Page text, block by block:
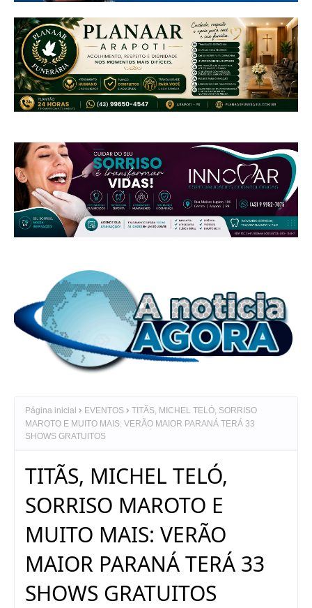
Página inicial EVENTOS
TITÃS, MICHEL TELÓ, SORRISO
MAROTO E MUITO MAIS: VERÃO MAIOR PARANÁ TERÁ 33
SHOWS GRATUITOS
TITÃS, MICHEL TELÓ,
SORRISO MAROTO E
MUITO MAIS: VERÃO
MAIOR PARANÁ TERÁ 33
SHOWS GRATUITOS